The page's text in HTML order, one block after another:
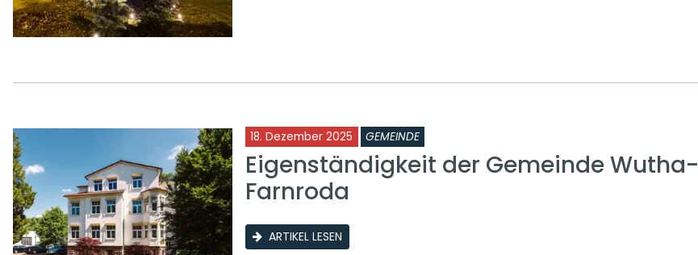
18. Dezember 2025 GEMEINDE
Eigenständigkeit der Gemeinde Wutha-
Farnroda
ARTIKEL LESEN